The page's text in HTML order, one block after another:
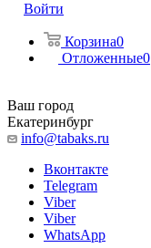
Войти
Корзина0
Отложенные0
Ваш город
Екатеринбург
info@tabaks.ru
Вконтакте
Telegram
Viber
Viber
WhatsApp